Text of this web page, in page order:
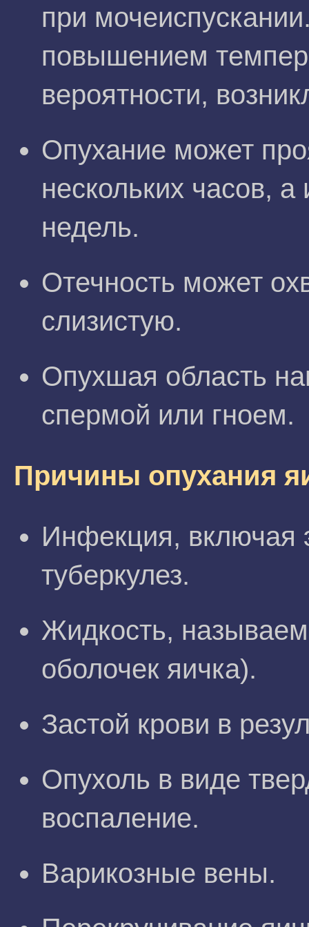
при
повышением
вероятности,
Опухание может
нескольких часов,
недель.
Отечность может
слизистую.
Опухшая область
спермой или гноем.
Причины опухания
Инфекция, включая
туберкулез.
Жидкость,
оболочек яичка).
Застой крови в
Опухоль в виде
воспаление.
Варикозные вены.